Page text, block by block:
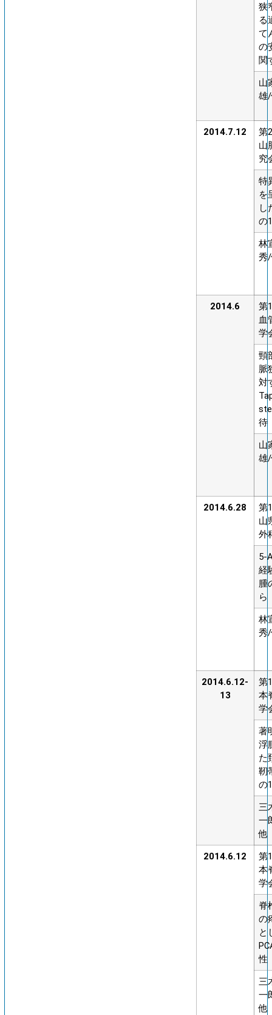
狭
る
て
の
関
山
雄
2014.7.12
第
山
究
特
を
し
の
林
秀
2014.6
第
血
学
頸
脈
対
待
山
雄
2014.6.28
第
山
外
5-
経
腫
ら
林
秀
2014.6.12-
13
第
本
学
著
浮
た
靭
の
三
一
他
2014.6.12
第
本
学
脊
の
と
性
三
一
他